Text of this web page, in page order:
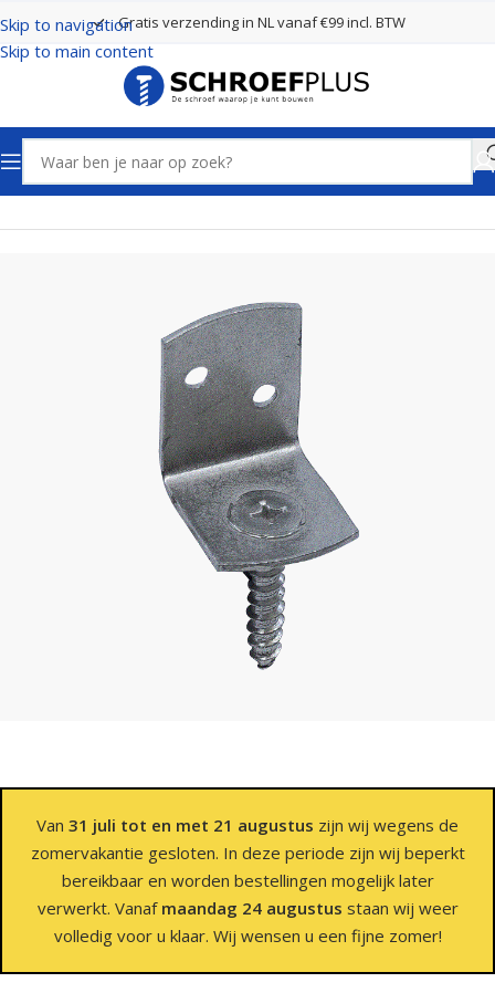
Skip to navigation
Skip to main content
Gratis verzending in NL vanaf €99 incl. BTW
Home Poort- en hekbeslag Vlechtschermsteunen
Van 31 juli tot en met 21 augustus zijn wij wegens de
zomervakantie gesloten. In deze periode zijn wij beperkt
bereikbaar en worden bestellingen mogelijk later
verwerkt. Vanaf maandag 24 augustus staan wij weer
volledig voor u klaar. Wij wensen u een fijne zomer!